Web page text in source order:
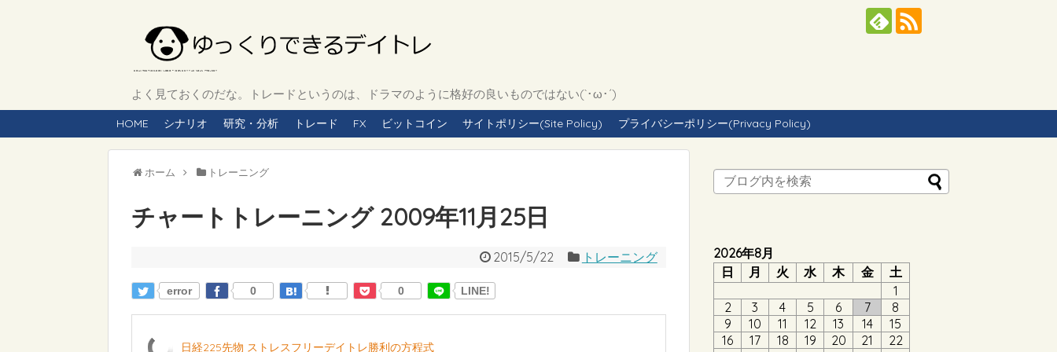
よく見ておくのだな。トレードというのは、ドラマのように格好の良いものではない(`･ω･´)
HOME シナリオ 研究・分析 トレード FX ビットコイン サイトポリシー(Site Policy) プライバシーポリシー(Privacy Policy)
ホーム トレーニング
チャートトレーニング 2009年11月25日
2015/5/22 トレーニング
error 0 0 LINE!
日経225先物 ストレスフリーデイトレ勝利の方程式
2026年8月
日
月 火 水 木 金
土
1
2
3 4 5 6 7
8
9
10 11 12 13 14
15
16
17 18 19 20 21
22